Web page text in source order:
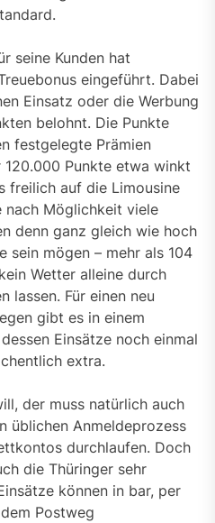
seine Kunden hat
eingeführt. Dabei
Einsatz oder die Werbung
belohnt. Die Punkte
festgelegte Prämien
Punkte etwa winkt
freilich auf die Limousine
nach Möglichkeit viele
denn ganz gleich wie hoch
sein mögen – mehr als 104
Wetter alleine durch
lassen. Für einen neu
gibt es in einem
Einsätze noch einmal
extra.
der muss natürlich auch
üblichen Anmeldeprozess
durchlaufen. Doch
die Thüringer sehr
können in bar, per
Postweg